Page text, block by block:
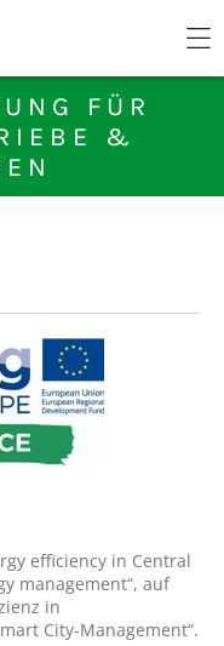
FÜR
&
efficiency in Central
management“, auf
in
City-Management“.